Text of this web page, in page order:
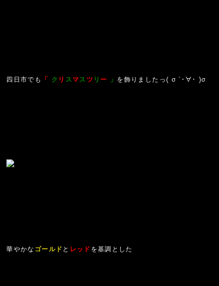
四日市でも 「 ク リ ス マス ツ リ ー 」 を飾りましたっ( σ `･∀･ )σ
華やかな ゴールド と レッド を基調とした